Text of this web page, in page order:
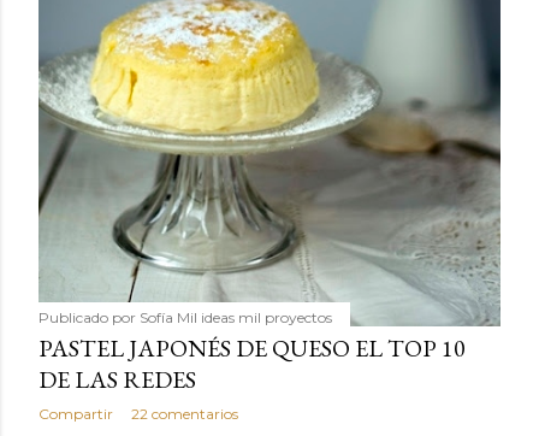
Publicado por Sofía Mil ideas mil proyectos
PASTEL JAPONÉS DE QUESO EL TOP 10
DE LAS REDES
Compartir 22 comentarios